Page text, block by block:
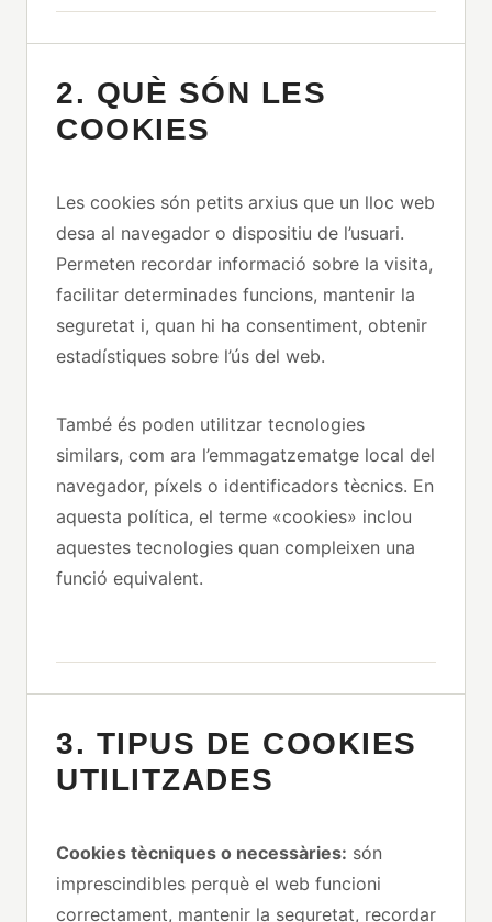
2. QUÈ SÓN LES
COOKIES
Les cookies són petits arxius que un lloc web
desa al navegador o dispositiu de l’usuari.
Permeten recordar informació sobre la visita,
facilitar determinades funcions, mantenir la
seguretat i, quan hi ha consentiment, obtenir
estadístiques sobre l’ús del web.
També és poden utilitzar tecnologies
similars, com ara l’emmagatzematge local del
navegador, píxels o identificadors tècnics. En
aquesta política, el terme «cookies» inclou
aquestes tecnologies quan compleixen una
funció equivalent.
3. TIPUS DE COOKIES
UTILITZADES
Cookies tècniques o necessàries: són
imprescindibles perquè el web funcioni
correctament, mantenir la seguretat, recordar